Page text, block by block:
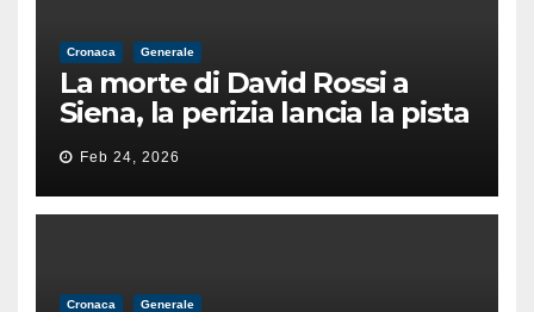
Cronaca Generale
La morte di David Rossi a
Siena, la perizia lancia la pista
di un’intimidazione finita
male
Feb 24, 2026
Cronaca Generale